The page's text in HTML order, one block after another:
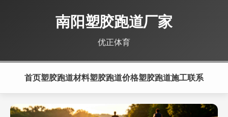
南阳塑胶跑道厂家
优正体育
首页塑胶跑道材料塑胶跑道价格塑胶跑道施工联系